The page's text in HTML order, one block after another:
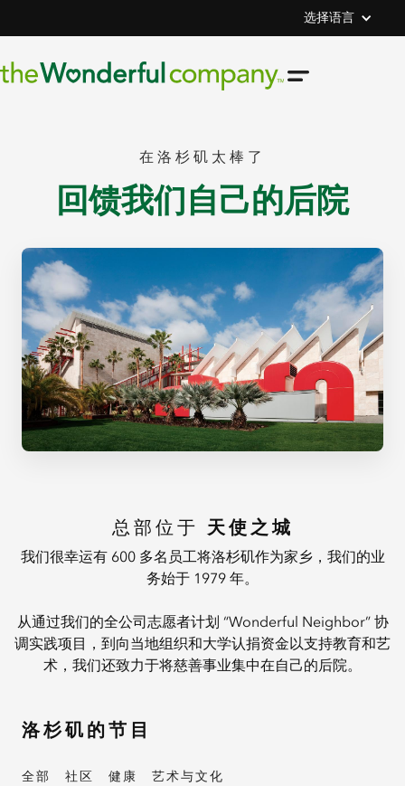
选择语言
在洛杉矶太棒了
回馈我们自己的后院
总部位于 天使之城
我们很幸运有 600 多名员工将洛杉矶作为家乡，我们的业
务始于 1979 年。
从通过我们的全公司志愿者计划 “Wonderful Neighbor” 协
调实践项目，到向当地组织和大学认捐资金以支持教育和艺
术，我们还致力于将慈善事业集中在自己的后院。
洛杉矶的节目
全部 社区 健康 艺术与文化